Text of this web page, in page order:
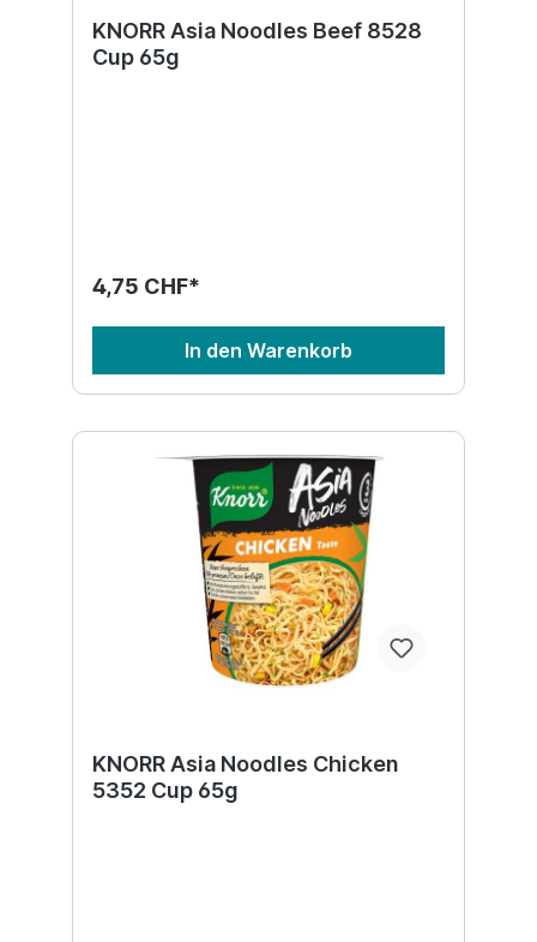
KNORR Asia Noodles Beef 8528
Cup 65g
4,75 CHF*
In den Warenkorb
KNORR Asia Noodles Chicken
5352 Cup 65g